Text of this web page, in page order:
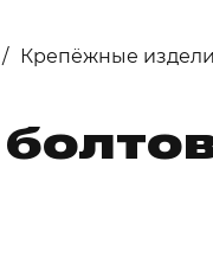
Крепёжные